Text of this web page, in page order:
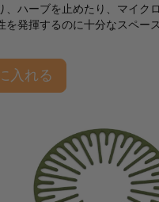
、ハーブを止めたり、マイク
を発揮するのに十分なスペース
入れる